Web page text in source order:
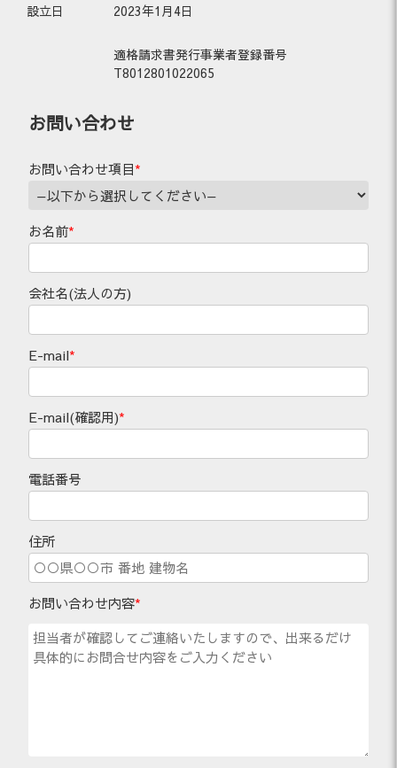
設立日 2023年1月4日
適格請求書発行事業者登録番号
T8012801022065
お問い合わせ
お問い合わせ項目*
お名前*
会社名(法人の方)
E-mail*
E-mail(確認用)*
電話番号
住所
お問い合わせ内容*